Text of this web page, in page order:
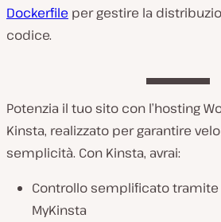
Dockerfile per gestire la
codice.
Potenzia il tuo sito con l’hosting
Kinsta, realizzato per garantire
semplicità. Con Kinsta, avrai:
Controllo semplificato
MyKinsta